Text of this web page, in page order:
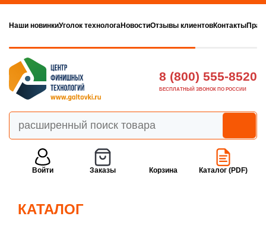
Наши новинкиУголок технологаНовостиОтзывы клиентовКонтакты
8 (800) 555-8520
БЕСПЛАТНЫЙ ЗВОНОК ПО РОССИИ
Войти Заказы Корзина Каталог (PDF)
КАТАЛОГ